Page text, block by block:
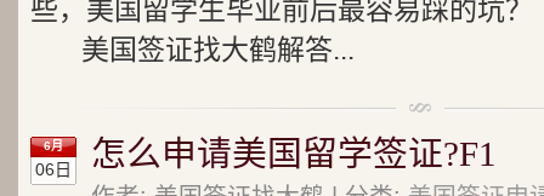
些，美国留学生毕业前后最容易踩的坑？
美国签证找大鹤解答...
6月
06日 怎么申请美国留学签证?F1